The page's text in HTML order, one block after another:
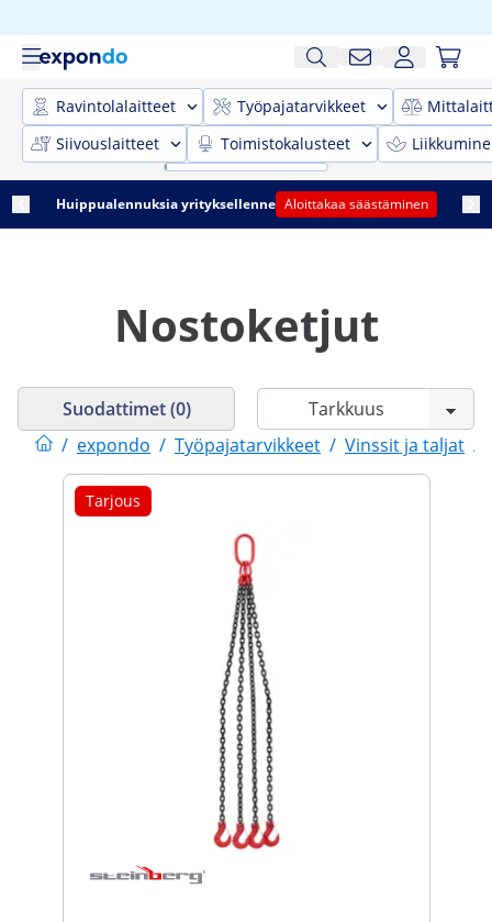
Ravintolalaitteet Työpajatarvikkeet
Siivouslaitteet
Toimistokalusteet
Huippualennuksia yrityksellenne Aloittakaa säästäminen
Nostoketjut
/ expondo / Työpajatarvikkeet / Vinssit ja taljat /
Suodattimet (0)
Tarjous